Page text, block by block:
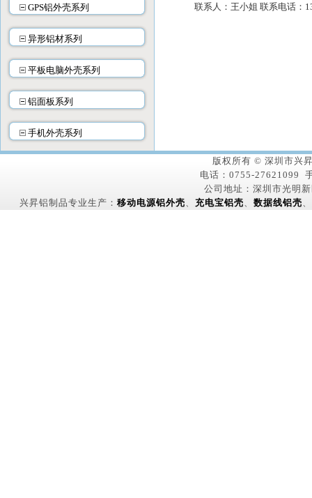
GPS铝外壳系列
异形铝材系列
平板电脑外壳系列
铝面板系列
手机外壳系列
联系人：王小姐 联系电话：
版权所有 © 深圳市兴
电话：0755-27621099
公司地址：深圳市光明
兴昇铝制品专业生产： 移动电源铝外壳、 充电宝铝壳、 数据线铝壳